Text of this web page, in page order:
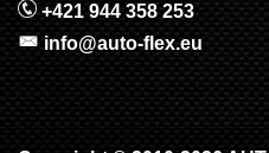
+421 944 358 253
info@auto-flex.eu